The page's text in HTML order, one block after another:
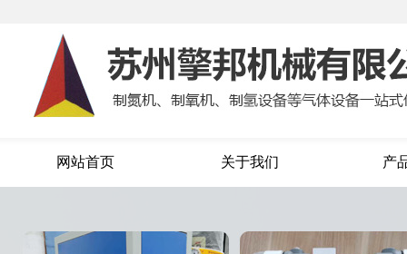
网站首页 关于我们 产